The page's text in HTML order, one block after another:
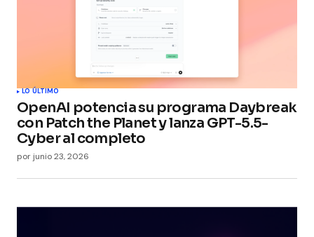
LO ÚLTIMO
OpenAI potencia su programa Daybreak
con Patch the Planet y lanza GPT-5.5-
Cyber al completo
por junio 23, 2026